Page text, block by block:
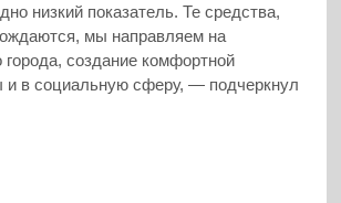
низкий показатель. Те средства,
мы направляем на
города, создание комфортной
и в социальную сферу, — подчеркнул